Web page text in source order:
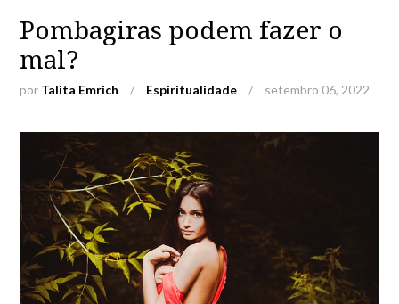
Pombagiras podem fazer o
mal?
por Talita Emrich / Espiritualidade / setembro 06, 2022